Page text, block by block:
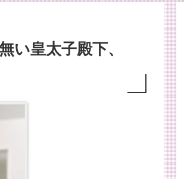
い皇太子殿下、